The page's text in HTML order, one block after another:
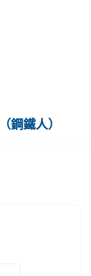
鋼鐵人）